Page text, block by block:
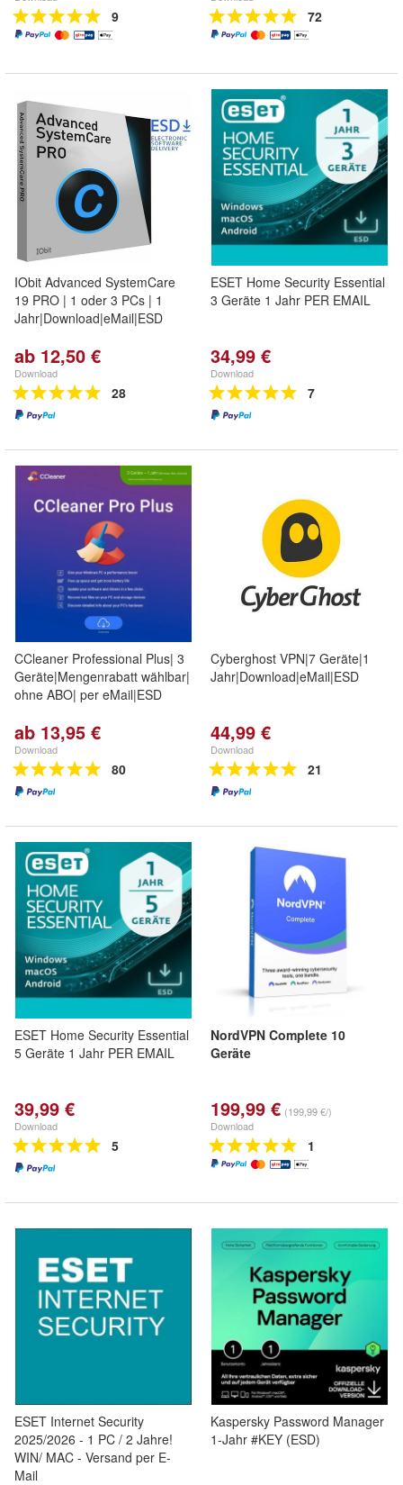
9 72
IObit Advanced SystemCare
19 PRO | 1 oder 3 PCs | 1
Jahr|Download|eMail|ESD
ab 12,50 €
Download
28
ESET Home Security Essential
3 Geräte 1 Jahr PER EMAIL
34,99 €
Download
7
CCleaner Professional Plus| 3
Geräte|Mengenrabatt wählbar|
ohne ABO| per eMail|ESD
ab 13,95 €
Download
80
Cyberghost VPN|7 Geräte|1
Jahr|Download|eMail|ESD
44,99 €
Download
21
ESET Home Security Essential
5 Geräte 1 Jahr PER EMAIL
39,99 €
Download
5
NordVPN Complete 10
Geräte
199,99 € (199,99 €/)
Download
1
ESET Internet Security
2025/2026 - 1 PC / 2 Jahre!
WIN/ MAC - Versand per E-
Mail
Kaspersky Password Manager
1-Jahr #KEY (ESD)